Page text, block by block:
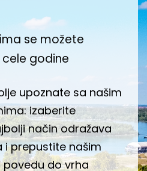
se možete
godine
upoznate sa našim
izaberite
način odražava
i prepustite našim
do vrha